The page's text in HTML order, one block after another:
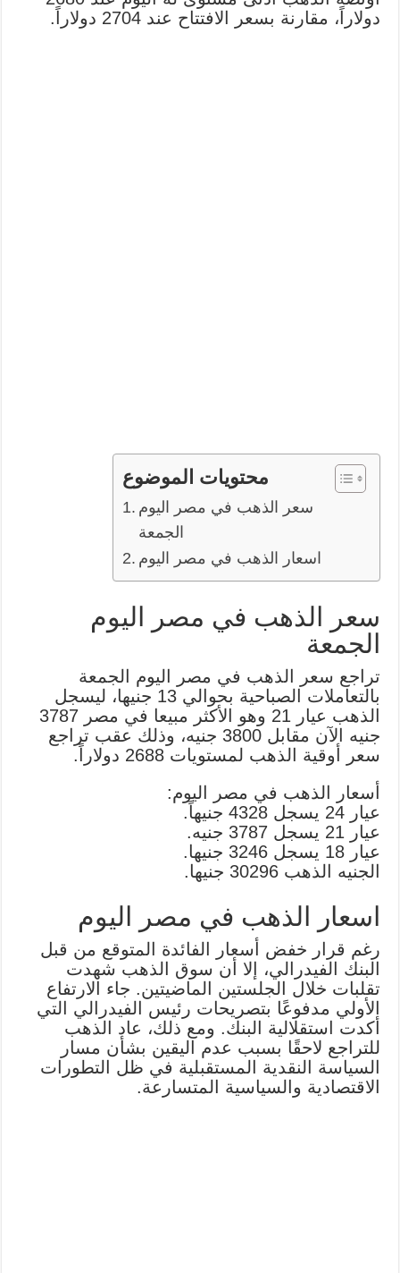
دولاراً، مقارنة بسعر الافتتاح عند 2704 دولاراً.
محتويات الموضوع
سعر الذهب في مصر اليوم
الجمعة
اسعار الذهب في مصر اليوم
سعر الذهب في مصر اليوم
الجمعة
تراجع سعر الذهب في مصر اليوم الجمعة
بالتعاملات الصباحية بحوالي 13 جنيها، ليسجل
الذهب عيار 21 وهو الأكثر مبيعا في مصر 3787
جنيه الآن مقابل 3800 جنيه، وذلك عقب تراجع
سعر أوقية الذهب لمستويات 2688 دولاراً.
أسعار الذهب في مصر اليوم:
عيار 24 يسجل 4328 جنيهاً.
عيار 21 يسجل 3787 جنيه.
عيار 18 يسجل 3246 جنيها.
الجنيه الذهب 30296 جنيها.
اسعار الذهب في مصر اليوم
رغم قرار خفض أسعار الفائدة المتوقع من قبل
البنك الفيدرالي، إلا أن سوق الذهب شهدت
تقلبات خلال الجلستين الماضيتين. جاء الارتفاع
الأولي مدفوعًا بتصريحات رئيس الفيدرالي التي
أكدت استقلالية البنك. ومع ذلك، عاد الذهب
للتراجع لاحقًا بسبب عدم اليقين بشأن مسار
السياسة النقدية المستقبلية في ظل التطورات
الاقتصادية والسياسية المتسارعة.